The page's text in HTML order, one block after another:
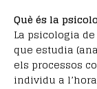
Què és la
La psicologia
que estudia
els processos
individu a